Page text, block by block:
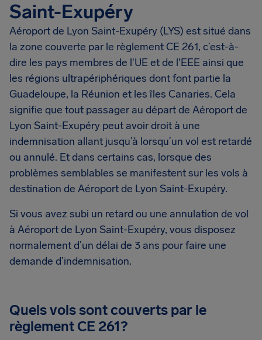
Saint-Exupéry
Aéroport de Lyon Saint-Exupéry (LYS) est situé dans
la zone couverte par le règlement CE 261, c’est-à-
dire les pays membres de l'UE et de l'EEE ainsi que
les régions ultrapériphériques dont font partie la
Guadeloupe, la Réunion et les îles Canaries. Cela
signifie que tout passager au départ de Aéroport de
Lyon Saint-Exupéry peut avoir droit à une
indemnisation allant jusqu’à lorsqu’un vol est retardé
ou annulé. Et dans certains cas, lorsque des
problèmes semblables se manifestent sur les vols à
destination de Aéroport de Lyon Saint-Exupéry.
Si vous avez subi un retard ou une annulation de vol
à Aéroport de Lyon Saint-Exupéry, vous disposez
normalement d’un délai de 3 ans pour faire une
demande d’indemnisation.
Quels vols sont couverts par le
règlement CE 261?